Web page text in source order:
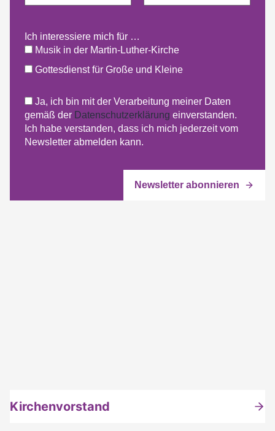
Ich interessiere mich für …
Musik in der Martin-Luther-Kirche
Gottesdienst für Große und Kleine
Ja, ich bin mit der Verarbeitung meiner Daten
gemäß der Datenschutzerklärung einverstanden.
Ich habe verstanden, dass ich mich jederzeit vom
Newsletter abmelden kann.
Kirchenvorstand